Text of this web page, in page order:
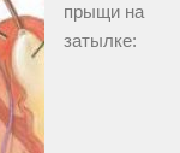
прыщи на
затылке: